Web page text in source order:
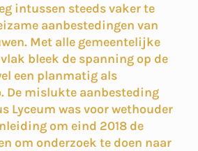
intussen steeds vaker te
aanbestedingen van
Met alle gemeentelijke
bleek de spanning op de
een planmatig als
De mislukte aanbesteding
Lyceum was voor wethouder
om eind 2018 de
om onderzoek te doen naar